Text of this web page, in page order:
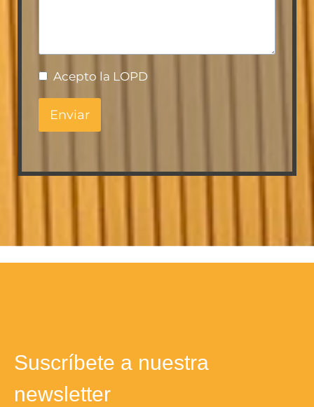
Acepto la LOPD
Enviar
Suscríbete a nuestra
newsletter